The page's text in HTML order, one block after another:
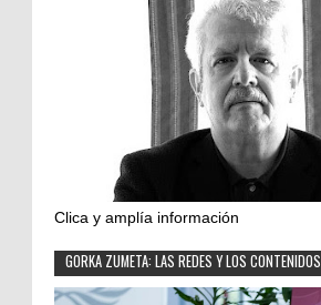
Clica y amplía información
GORKA ZUMETA: LAS REDES Y LOS CONTENIDOS